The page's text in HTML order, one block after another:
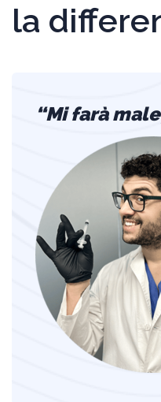
la
“Mi farà